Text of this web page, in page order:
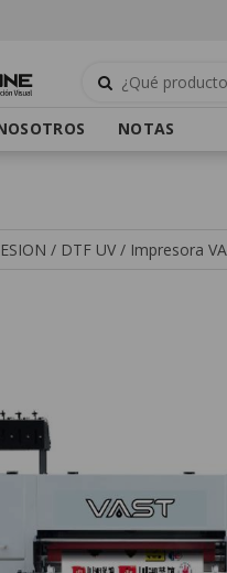
NOTAS
/ DTF UV / Impresora